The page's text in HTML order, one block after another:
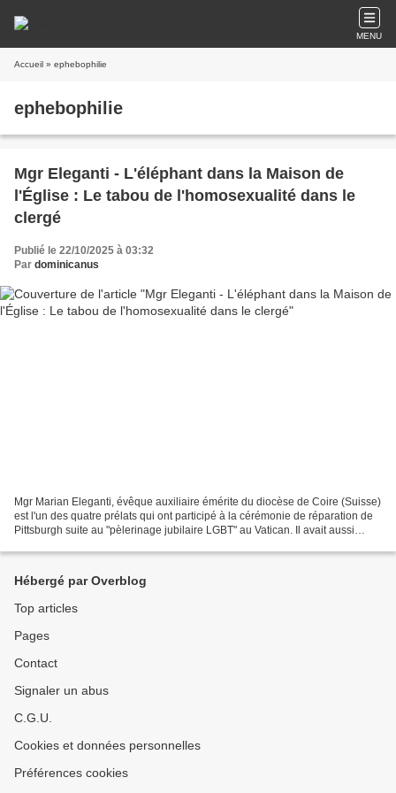
MENU
Accueil » ephebophilie
ephebophilie
Mgr Eleganti - L'éléphant dans la Maison de
l'Église : Le tabou de l'homosexualité dans le
clergé
Publié le 22/10/2025 à 03:32
Par dominicanus
Mgr Marian Eleganti, évêque auxiliaire émérite du diocèse de Coire (Suisse)
est l'un des quatre prélats qui ont participé à la cérémonie de réparation de
Pittsburgh suite au "pèlerinage jubilaire LGBT" au Vatican. Il avait aussi
Hébergé par Overblog
Top articles
Pages
Contact
Signaler un abus
C.G.U.
Cookies et données personnelles
Préférences cookies